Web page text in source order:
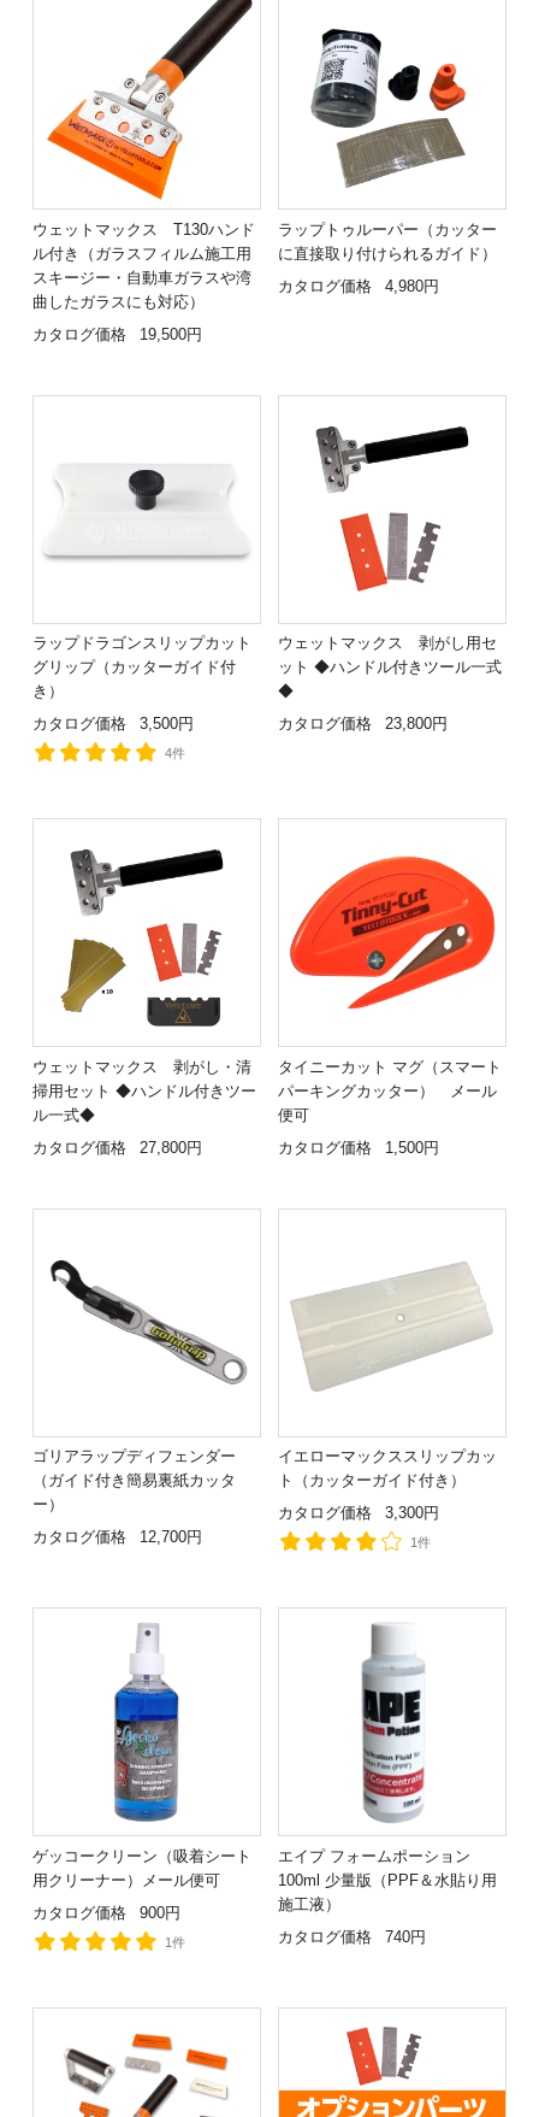
ウェットマックス T130ハンド
ル付き（ガラスフィルム施工用
スキージー・自動車ガラスや湾
曲したガラスにも対応）
カタログ価格
19,500円
ラップトゥルーパー（カッター
に直接取り付けられるガイド）
カタログ価格
4,980円
ラップドラゴンスリップカット
グリップ（カッターガイド付
き）
カタログ価格
3,500円
4件
ウェットマックス 剥がし用セ
ット ◆ハンドル付きツール一式
◆
カタログ価格
23,800円
ウェットマックス 剥がし・清
掃用セット ◆ハンドル付きツー
ル一式◆
カタログ価格
27,800円
タイニーカット マグ（スマート
パーキングカッター） メール
便可
カタログ価格
1,500円
ゴリアラップディフェンダー
（ガイド付き簡易裏紙カッタ
ー）
カタログ価格
12,700円
イエローマックススリップカッ
ト（カッターガイド付き）
カタログ価格
3,300円
1件
ゲッコークリーン（吸着シート
用クリーナー）メール便可
カタログ価格
900円
1件
エイプ フォームポーション
100ml 少量版（PPF＆水貼り用
施工液）
カタログ価格
740円